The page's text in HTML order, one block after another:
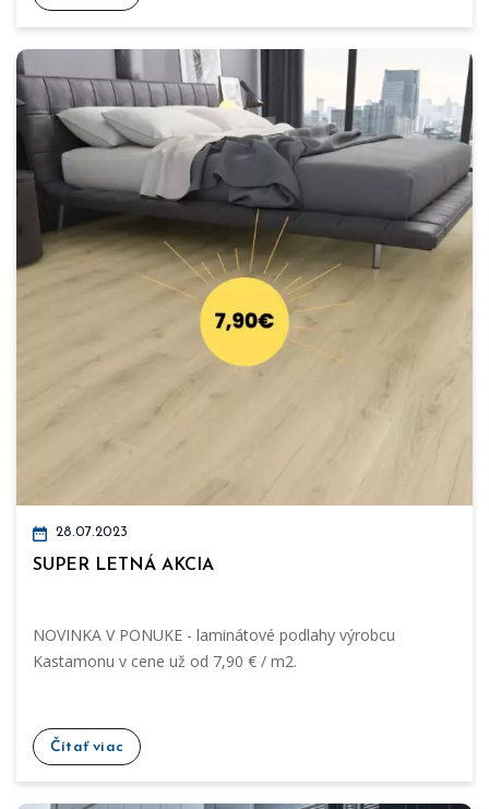
28.07.2023
SUPER LETNÁ AKCIA
NOVINKA V PONUKE - laminátové podlahy výrobcu
Kastamonu v cene už od 7,90 € / m2.
Čítať viac